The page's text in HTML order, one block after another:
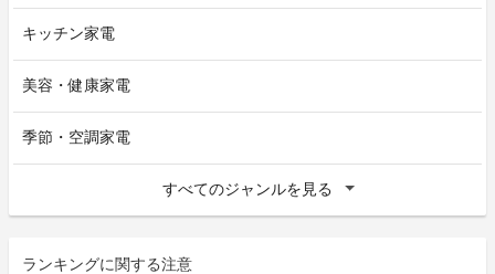
キッチン家電
美容・健康家電
季節・空調家電
すべてのジャンルを見る
ランキングに関する注意